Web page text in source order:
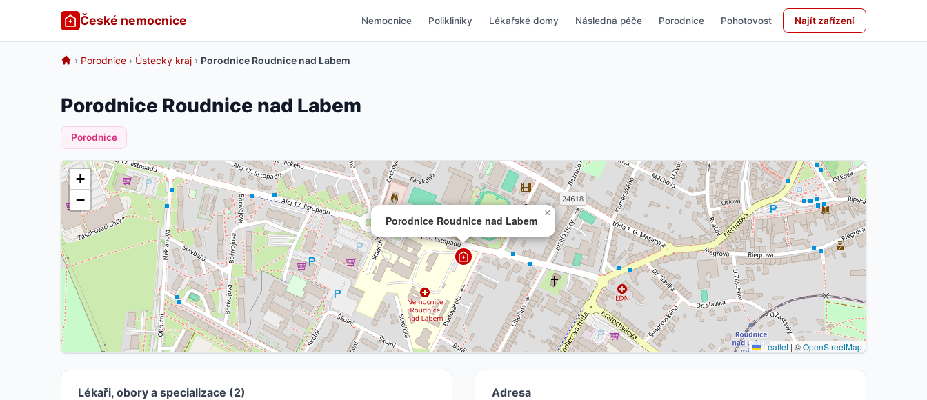
České nemocnice Nemocnice Polikliniky Lékařské domy Následná péče Porodnice Pohotovost Najít zařízení
› Porodnice › Ústecký kraj › Porodnice Roudnice nad Labem
Porodnice Roudnice nad Labem
Porodnice
Porodnice Roudnice nad Labem
×
+
−
Leaflet | ©OpenStreetMap
Lékaři, obory a specializace (2) Adresa